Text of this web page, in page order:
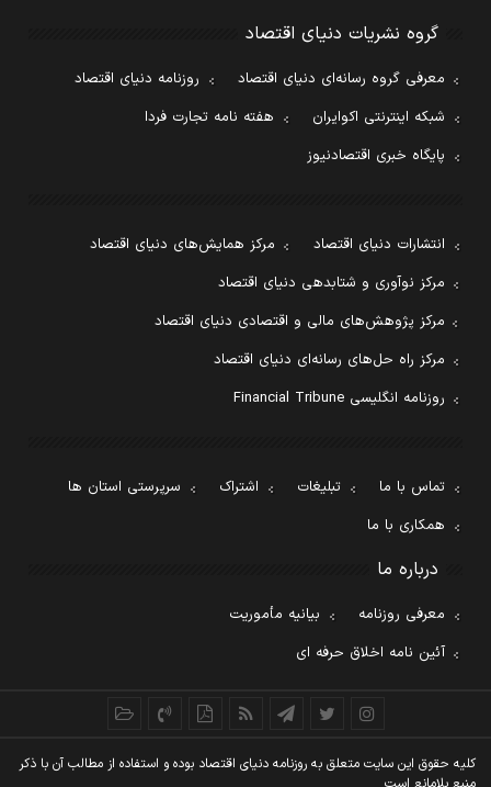
گروه نشریات دنیای اقتصاد
معرفی گروه رسانه‌ای دنیای اقتصاد
روزنامه دنیای اقتصاد
شبکه اینترنتی اکوایران
هفته نامه تجارت فردا
پایگاه خبری اقتصادنیوز
انتشارات دنیای اقتصاد
مرکز همایش‌های دنیای اقتصاد
مرکز نوآوری و شتابدهی دنیای اقتصاد
مرکز پژوهش‌های مالی و اقتصادی دنیای اقتصاد
مرکز راه حل‌های رسانه‌ای دنیای اقتصاد
روزنامه انگلیسی Financial Tribune
تماس با ما تبلیغات اشتراک
سرپرستی استان ها
همکاری با ما
درباره ما
معرفی روزنامه
بیانیه مأموریت
آئین نامه اخلاق حرفه ای
کليه حقوق اين سايت متعلق به روزنامه دنيای اقتصاد بوده و استفاده از مطالب آن با ذکر